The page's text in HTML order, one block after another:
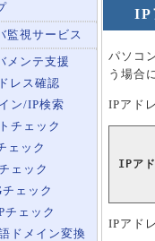
監視サービス
メンテ支援
レス確認
ン/IP検索
チェック
ェック
ェック
ェック
チェック
ドメイン変換
IP
パソコ
う場合
IPアド
IPア
IPアド